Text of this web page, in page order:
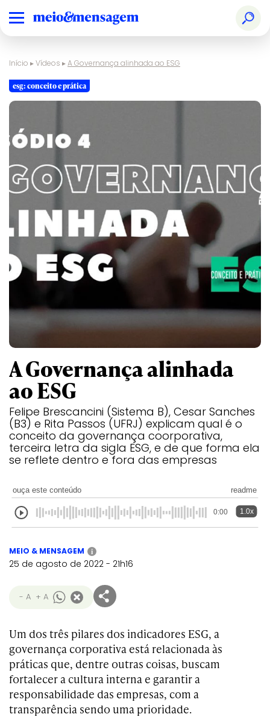
Início ▸Vídeos ▸A Governança alinhada ao ESG
esg: conceito e prática
A Governança alinhada
ao ESG
Felipe Brescancini (Sistema B), Cesar Sanches
(B3) e Rita Passos (UFRJ) explicam qual é o
conceito da governança coorporativa,
terceira letra da sigla ESG, e de que forma ela
se reflete dentro e fora das empresas
ouça este conteúdo readme
0:00 1.0x
MEIO & MENSAGEM i
25 de agosto de 2022 - 21h16
- A + A
Um dos três pilares dos indicadores ESG, a
governança corporativa está relacionada às
práticas que, dentre outras coisas, buscam
fortalecer a cultura interna e garantir a
responsabilidade das empresas, com a
transparência sendo uma prioridade.